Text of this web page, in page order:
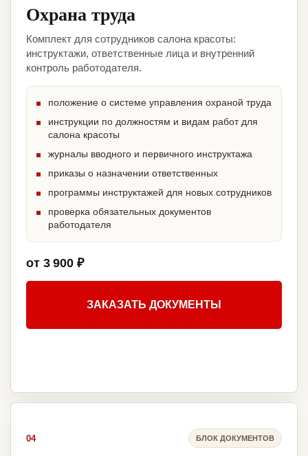
Охрана труда
Комплект для сотрудников салона красоты:
инструктажи, ответственные лица и внутренний
контроль работодателя.
положение о системе управления охраной труда
инструкции по должностям и видам работ для
салона красоты
журналы вводного и первичного инструктажа
приказы о назначении ответственных
программы инструктажей для новых сотрудников
проверка обязательных документов
работодателя
от 3 900 ₽
ЗАКАЗАТЬ ДОКУМЕНТЫ
04 БЛОК ДОКУМЕНТОВ